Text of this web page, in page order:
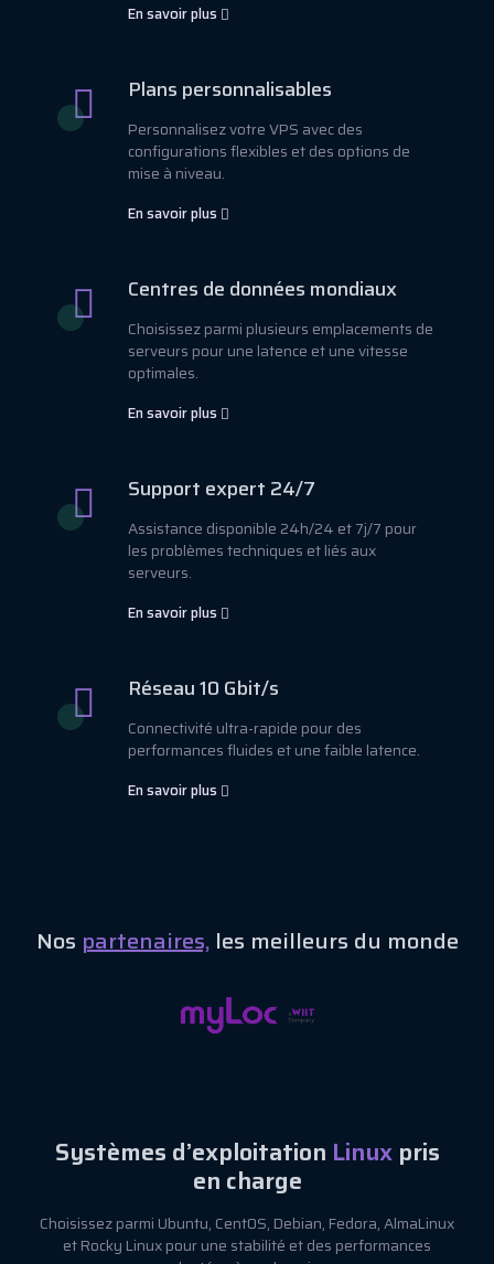
En savoir plus
Plans personnalisables
Personnalisez votre VPS avec des
configurations flexibles et des options de
mise à niveau.
En savoir plus
Centres de données mondiaux
Choisissez parmi plusieurs emplacements de
serveurs pour une latence et une vitesse
optimales.
En savoir plus
Support expert 24/7
Assistance disponible 24h/24 et 7j/7 pour
les problèmes techniques et liés aux
serveurs.
En savoir plus
Réseau 10 Gbit/s
Connectivité ultra-rapide pour des
performances fluides et une faible latence.
En savoir plus
Nos partenaires, les meilleurs du monde
Systèmes d’exploitation Linuxpris
en charge
Choisissez parmi Ubuntu, CentOS, Debian, Fedora, AlmaLinux
et Rocky Linux pour une stabilité et des performances